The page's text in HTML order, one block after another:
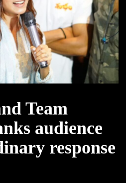
Team
audience
response